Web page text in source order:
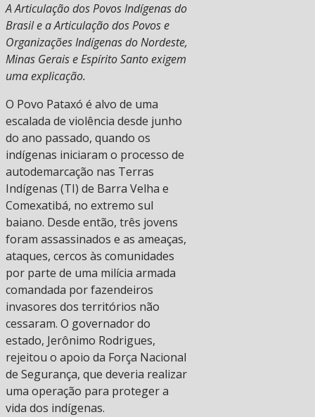
A Articulação dos Povos Indígenas do
Brasil e a Articulação dos Povos e
Organizações Indígenas do Nordeste,
Minas Gerais e Espírito Santo exigem
uma explicação.
O Povo Pataxó é alvo de uma
escalada de violência desde junho
do ano passado, quando os
indígenas iniciaram o processo de
autodemarcação nas Terras
Indígenas (TI) de Barra Velha e
Comexatibá, no extremo sul
baiano. Desde então, três jovens
foram assassinados e as ameaças,
ataques, cercos às comunidades
por parte de uma milícia armada
comandada por fazendeiros
invasores dos territórios não
cessaram. O governador do
estado, Jerônimo Rodrigues,
rejeitou o apoio da Força Nacional
de Segurança, que deveria realizar
uma operação para proteger a
vida dos indígenas.